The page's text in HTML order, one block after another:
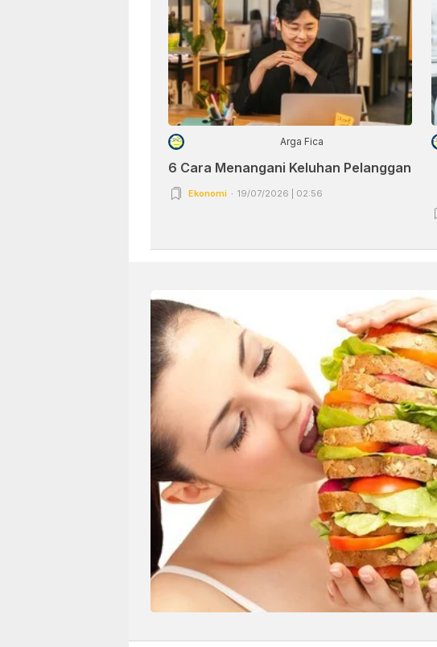
Arga Fica
6 Cara Menangani Keluhan Pelanggan
Ekonomi 19/07/2026 | 02:56